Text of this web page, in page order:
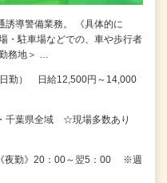
誘導警備業務。 《具体的に
駐車場などでの、車や歩行者
務地＞ …
勤） 日給12,500円～14,000
千葉県全域 ☆現場多数あり
夜勤》20：00～翌5：00 ※週